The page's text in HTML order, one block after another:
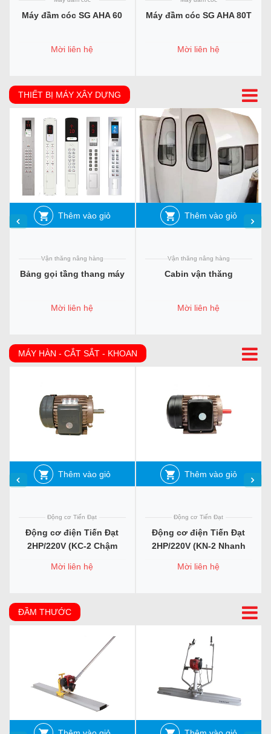
Máy đầm cóc SG AHA 60
Mời liên hệ
Máy đầm cóc SG AHA 80T
Mời liên hệ
THIẾT BỊ MÁY XÂY DỰNG
Thêm vào giỏ
Vận thăng nâng hàng
Bảng gọi tầng thang máy
Mời liên hệ
Thêm vào giỏ
Vận thăng nâng hàng
Cabin vận thăng
Mời liên hệ
MÁY HÀN - CẮT SẮT - KHOAN
Thêm vào giỏ
Động cơ Tiến Đạt
Động cơ điện Tiến Đạt
2HP/220V (KC-2 Chậm
Mời liên hệ
Thêm vào giỏ
Động cơ Tiến Đạt
Động cơ điện Tiến Đạt
2HP/220V (KN-2 Nhanh
Mời liên hệ
ĐẦM THƯỚC